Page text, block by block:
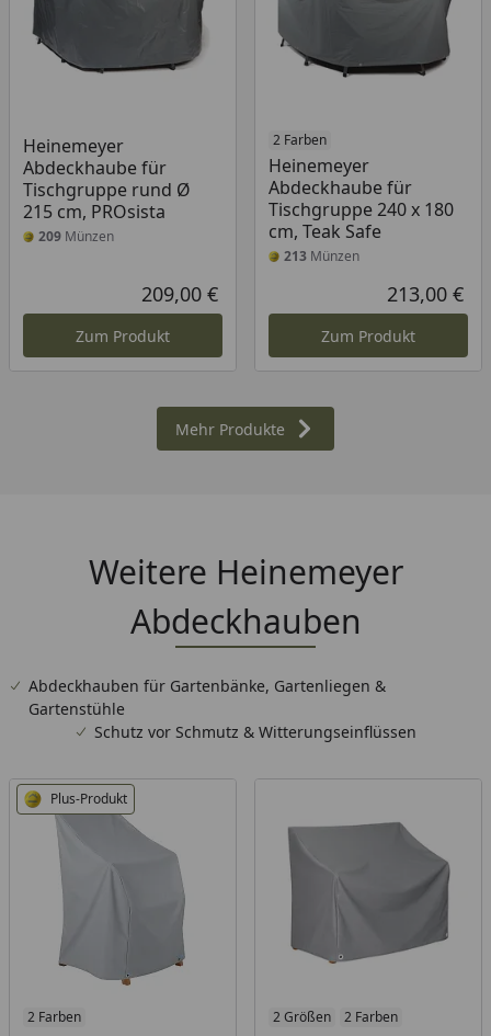
Heinemeyer
Abdeckhaube für
Tischgruppe rund Ø
215 cm, PROsista
209 Münzen
Aktueller Preis
209,00 €
Zum Produkt
2 Farben
Heinemeyer
Abdeckhaube für
Tischgruppe 240 x 180
cm, Teak Safe
213 Münzen
213,00 €
Zum Produkt
Mehr Produkte
Weitere Heinemeyer
Abdeckhauben
Abdeckhauben für Gartenbänke, Gartenliegen &
Gartenstühle
Schutz vor Schmutz & Witterungseinflüssen
Plus-Produkt
2 Farben
Produkt am Lager 2 Größen 2 Farben